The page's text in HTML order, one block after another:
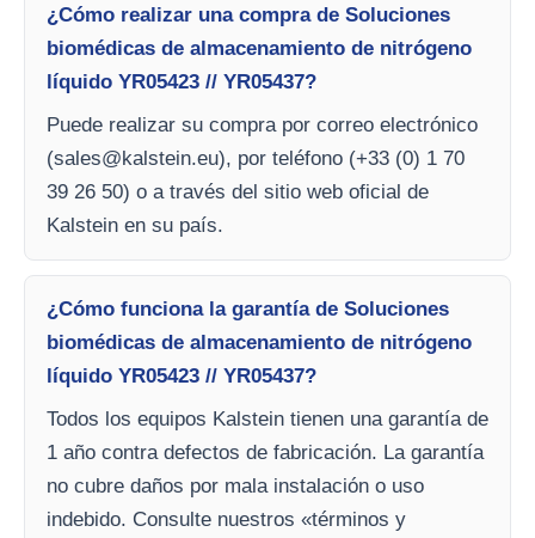
¿Cómo realizar una compra de Soluciones
biomédicas de almacenamiento de nitrógeno
líquido YR05423 // YR05437?
Puede realizar su compra por correo electrónico
(sales@kalstein.eu), por teléfono (+33 (0) 1 70
39 26 50) o a través del sitio web oficial de
Kalstein en su país.
¿Cómo funciona la garantía de Soluciones
biomédicas de almacenamiento de nitrógeno
líquido YR05423 // YR05437?
Todos los equipos Kalstein tienen una garantía de
1 año contra defectos de fabricación. La garantía
no cubre daños por mala instalación o uso
indebido. Consulte nuestros «términos y